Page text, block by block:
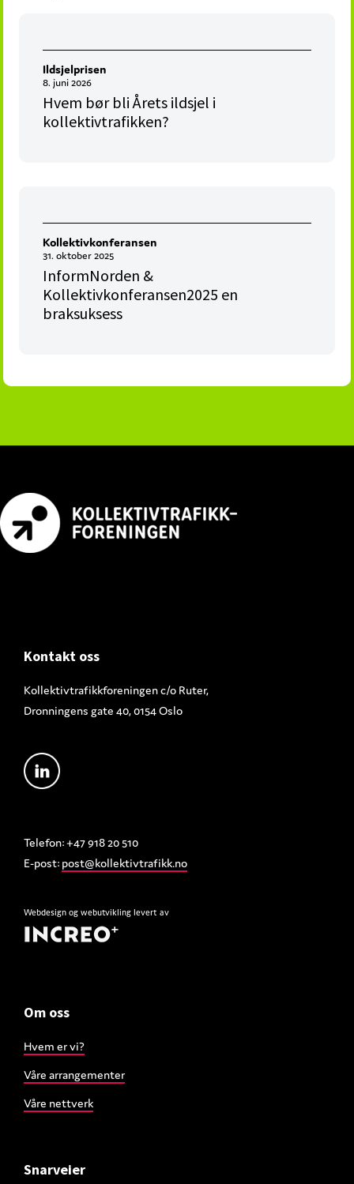
Ildsjelprisen
8. juni 2026
Hvem bør bli Årets ildsjel i
kollektivtrafikken?
Kollektivkonferansen
31. oktober 2025
InformNorden &
Kollektivkonferansen2025 en
braksuksess
Footer
Kontakt oss
Kollektivtrafikkforeningen c/o Ruter,
Dronningens gate 40, 0154 Oslo
Telefon: +47 918 20 510
E-post: post@kollektivtrafikk.no
Webdesign og webutvikling levert av
Om oss
Hvem er vi?
Våre arrangementer
Våre nettverk
Snarveier